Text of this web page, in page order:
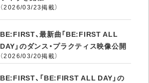
（2026/03/23掲載）
BE:FIRST、最新曲「BE:FIRST ALL
DAY」のダンス・プラクティス映像公開
（2026/03/20掲載）
BE:FIRST、「BE:FIRST ALL DAY」の